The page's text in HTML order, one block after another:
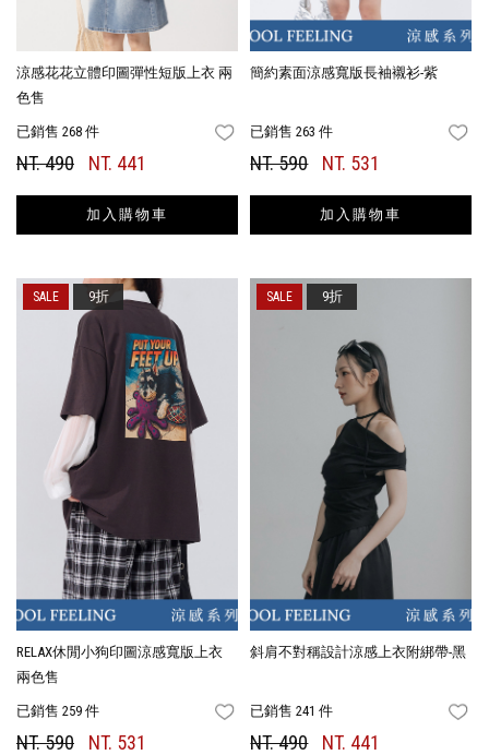
涼感花花立體印圖彈性短版上衣 兩
色售
已銷售 268 件 FAVORITES
NT. 490 NT. 441
加入購物車
簡約素面涼感寬版長袖襯衫-紫
已銷售 263 件
NT. 590 NT. 531
加入購物車
RELAX休閒小狗印圖涼感寬版上衣
兩色售
已銷售 259 件 FAVORITES
NT. 590 NT. 531
9折
斜肩不對稱設計涼感上衣附綁帶-黑
已銷售 241 件
NT. 490 NT. 441
9折